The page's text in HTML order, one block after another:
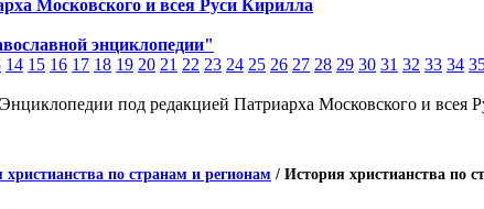
Московского и всея Руси Кирилла
энциклопедии"
14 15 16 17 18 19 20 21 22 23 24 25 26 27 28 29 30 31 32 33 34
под редакцией Патриарха Московского и всея
христианства по странам и регионам / История христианства по